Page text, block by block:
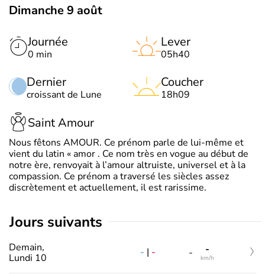
Dimanche 9 août
Journée
0 min
Dernier
croissant de Lune
Lever
05h40
Coucher
18h09
Saint Amour
Nous fêtons AMOUR. Ce prénom parle de lui-même et
vient du latin « amor . Ce nom très en vogue au début de
notre ère, renvoyait à l’amour altruiste, universel et à la
compassion. Ce prénom a traversé les siècles assez
discrètement et actuellement, il est rarissime.
jours suivants
Demain,
Lundi 10
- | - - -
km/h